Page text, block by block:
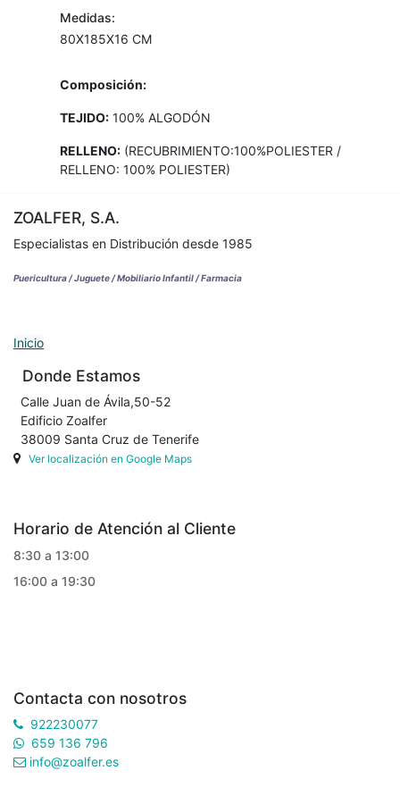
Medidas:
80X185X16 CM
Composición:
TEJIDO: 100% ALGODÓN
RELLENO: (RECUBRIMIENTO:100%POLIESTER /
RELLENO: 100% POLIESTER)
ZOALFER, S.A.
Especialistas en Distribución desde 1985
Puericultura / Juguete / Mobiliario Infantil / Farmacia
Inicio
Donde Estamos
Calle Juan de Ávila,50-52
Edificio Zoalfer
38009 Santa Cruz de Tenerife
Ver localización en Google Maps
Horario de Atención al Cliente
8:30 a 13:00
16:00 a 19:30
Contacta con nosotros
922230077
659 136 796
info@zoalfer.es